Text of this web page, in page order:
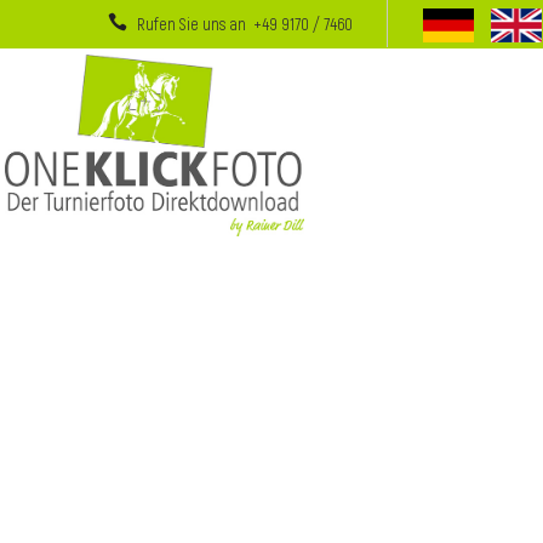
Rufen Sie uns an +49 9170 / 7460